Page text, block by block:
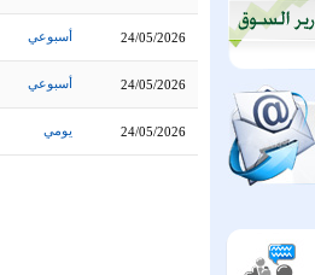
أسبوعي 24/05/2026
أسبوعي 24/05/2026
يومي 24/05/2026